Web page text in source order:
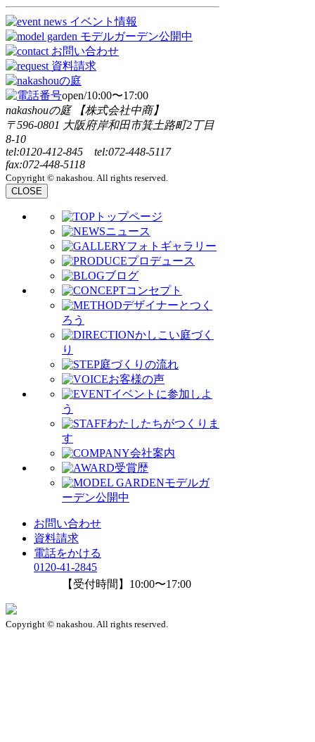
open/10:00〜17:00
nakashouの庭 【株式会社中商】
〒596-0801 大阪府岸和田市箕土路町2丁目
8-10
tel:0120-412-845 tel:072-448-5117
fax:072-448-5118
Copyright © nakashou. All rights reserved.
CLOSE
トップページ
ニュース
フォトギャラリー
プロデュース
ブログ
コンセプト
デザイナーとつく
ろう
かしこい庭づく
り
庭づくりの流れ
お客様の声
イベントに参加しよ
う
わたしたちがつくりま
す
会社案内
受賞歴
モデルガ
ーデン公開中
お問い合わせ
資料請求
電話をかける
0120-41-2845
【受付時間】10:00〜17:00
Copyright © nakashou. All rights reserved.